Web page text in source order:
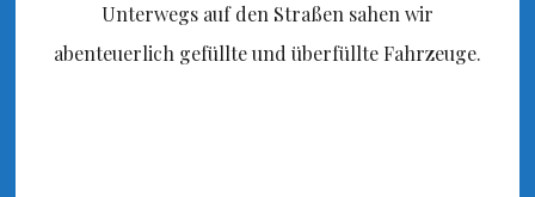
Unterwegs auf den Straßen sahen wir
abenteuerlich gefüllte und überfüllte Fahrzeuge.